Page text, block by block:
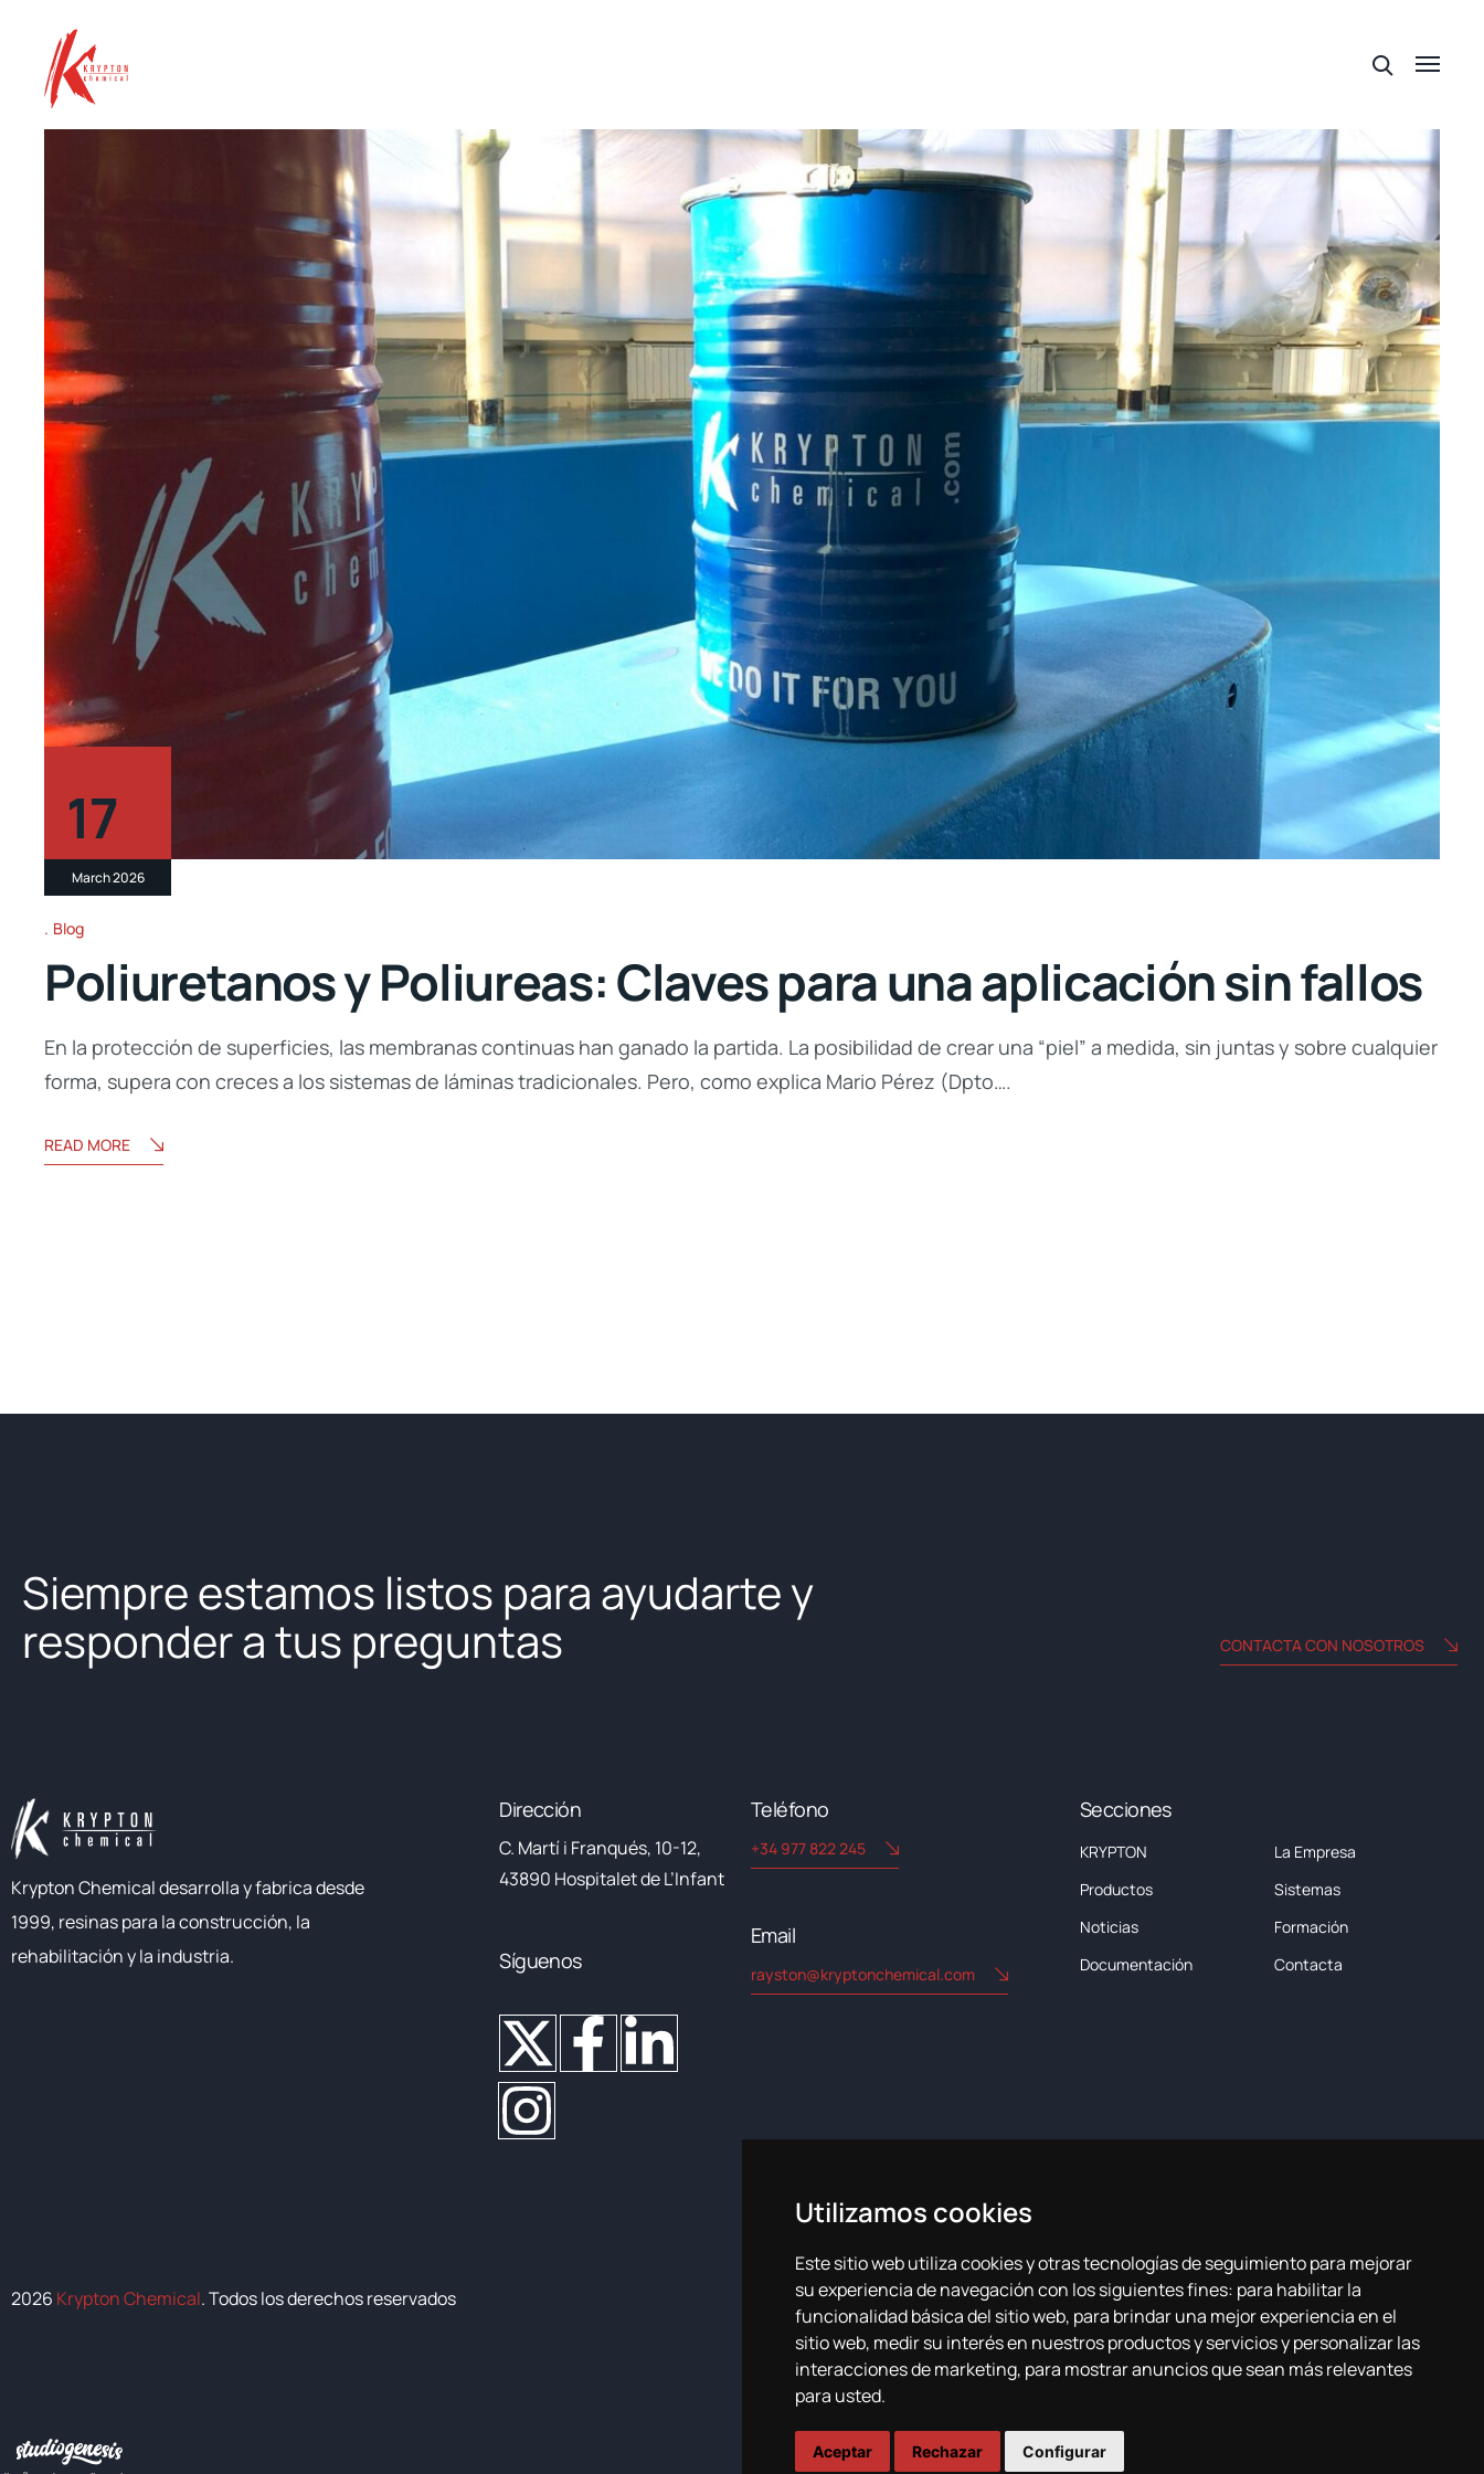
Utilizamos cookies
Este sitio web utiliza cookies y otras tecnologías de seguimiento para mejorar
su experiencia de navegación con los siguientes fines: para habilitar la
funcionalidad básica del sitio web, para brindar una mejor experiencia en el
sitio web, medir su interés en nuestros productos y servicios y personalizar las
interacciones de marketing, para mostrar anuncios que sean más relevantes
para usted.
Aceptar Rechazar Configurar
17
March 2026
Blog
Poliuretanos y Poliureas: Claves para una aplicación sin fallos
En la protección de superficies, las membranas continuas han ganado la partida. La posibilidad de crear una “piel” a medida, sin juntas y sobre cualquier
forma, supera con creces a los sistemas de láminas tradicionales. Pero, como explica Mario Pérez (Dpto….
READ MORE
Siempre estamos listos para ayudarte y
responder a tus preguntas
CONTACTA CON NOSOTROS
Krypton Chemical desarrolla y fabrica desde
1999, resinas para la construcción, la
rehabilitación y la industria.
Dirección
C. Martí i Franqués, 10-12,
43890 Hospitalet de L’Infant
Síguenos
Teléfono
+34 977 822 245
Email​
rayston@kryptonchemical.com
Secciones
KRYPTON
La Empresa
Productos
Sistemas
Noticias
Formación
Documentación
Contacta
2026 Krypton Chemical. Todos los derechos reservados Política de cookies Política de privacidad Plan de igualdad